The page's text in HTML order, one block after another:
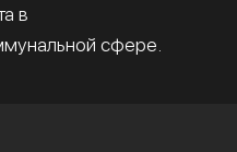
в
сфере.